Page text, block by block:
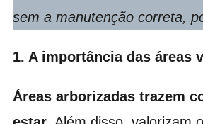
sem a manutenção correta,
1. A importância das áreas
Áreas arborizadas trazem